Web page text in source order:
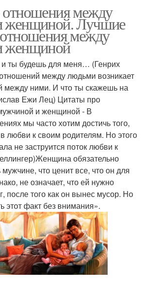
между
женщиной. Лучшие
между
женщиной
и ты будешь для меня… (Генрих
между людьми возникает
между ними. И что ты скажешь на
Ежи Лец) Цитаты про
и женщиной - В
мы часто хотим достичь того,
любви к своим родителям. Но этого
не заструится поток любви к
обязательно
что ценит все, что он для
не означает, что ей нужно
после того как он вынес мусор. Но
этот факт без внимания».